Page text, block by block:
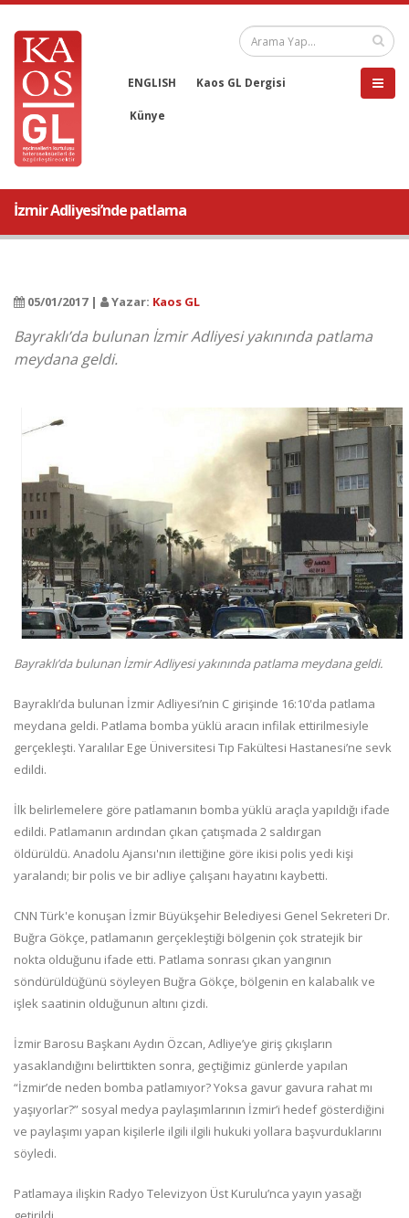
ENGLISH Kaos GL Dergisi
Künye
İzmir Adliyesi’nde patlama
05/01/2017 | Yazar: Kaos GL
Bayraklı’da bulunan İzmir Adliyesi yakınında patlama
meydana geldi.
Bayraklı’da bulunan İzmir Adliyesi yakınında patlama meydana geldi.
Bayraklı’da bulunan İzmir Adliyesi’nin C girişinde 16:10'da patlama
meydana geldi. Patlama bomba yüklü aracın infilak ettirilmesiyle
gerçekleşti. Yaralılar Ege Üniversitesi Tıp Fakültesi Hastanesi’ne sevk
edildi.
İlk belirlemelere göre patlamanın bomba yüklü araçla yapıldığı ifade
edildi. Patlamanın ardından çıkan çatışmada 2 saldırgan
öldürüldü. Anadolu Ajansı'nın ilettiğine göre ikisi polis yedi kişi
yaralandı; bir polis ve bir adliye çalışanı hayatını kaybetti.
CNN Türk'e konuşan İzmir Büyükşehir Belediyesi Genel Sekreteri Dr.
Buğra Gökçe, patlamanın gerçekleştiği bölgenin çok stratejik bir
nokta olduğunu ifade etti. Patlama sonrası çıkan yangının
söndürüldüğünü söyleyen Buğra Gökçe, bölgenin en kalabalık ve
işlek saatinin olduğunun altını çizdi.
İzmir Barosu Başkanı Aydın Özcan, Adliye’ye giriş çıkışların
yasaklandığını belirttikten sonra, geçtiğimiz günlerde yapılan
“İzmir’de neden bomba patlamıyor? Yoksa gavur gavura rahat mı
yaşıyorlar?” sosyal medya paylaşımlarının İzmir’i hedef gösterdiğini
ve paylaşımı yapan kişilerle ilgili ilgili hukuki yollara başvurduklarını
söyledi.
Patlamaya ilişkin Radyo Televizyon Üst Kurulu’nca yayın yasağı